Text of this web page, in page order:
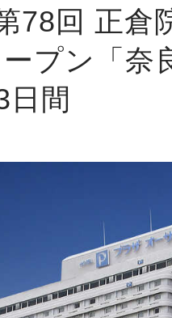
78回 正倉
プン「奈
日間